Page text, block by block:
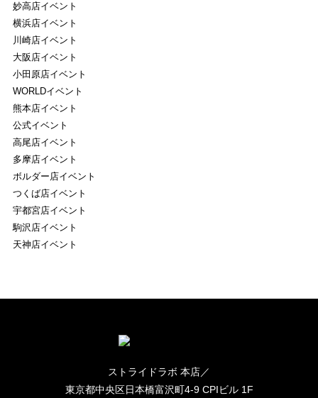
妙高店イベント
横浜店イベント
川崎店イベント
大阪店イベント
小田原店イベント
WORLDイベント
熊本店イベント
公式イベント
高尾店イベント
多摩店イベント
ボルダー店イベント
つくば店イベント
宇都宮店イベント
駒沢店イベント
天神店イベント
ストライドラボ 本店／
東京都中央区日本橋富沢町4-9 CPIビル 1F